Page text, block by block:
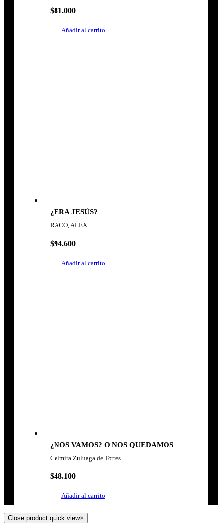
$81.000
Añadir al carrito
¿ERA JESÚS?
RACO, ALEX
$94.600
Añadir al carrito
¿NOS VAMOS? O NOS QUEDAMOS
Celmira Zuluaga de Torres.
$48.100
Añadir al carrito
Close product quick view×